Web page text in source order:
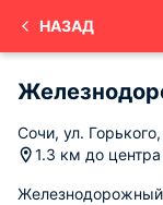
НАЗАД
Сочи, ул.
1.3 км до
Железнодорожный